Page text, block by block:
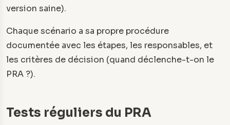
version saine).
Chaque scénario a sa propre procédure
documentée avec les étapes, les responsables, et
les critères de décision (quand déclenche-t-on le
PRA ?).
Tests réguliers du PRA